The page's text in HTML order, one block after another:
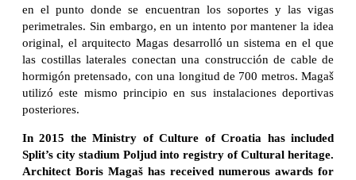
en el punto donde se encuentran los soportes y las vigas
perimetrales. Sin embargo, en un intento por mantener la idea
original, el arquitecto Magas desarrolló un sistema en el que
las costillas laterales conectan una construcción de cable de
hormigón pretensado, con una longitud de 700 metros. Magaš
utilizó este mismo principio en sus instalaciones deportivas
posteriores.
In 2015 the Ministry of Culture of Croatia has included
Split’s city stadium Poljud into registry of Cultural heritage.
Architect Boris Magaš has received numerous awards for